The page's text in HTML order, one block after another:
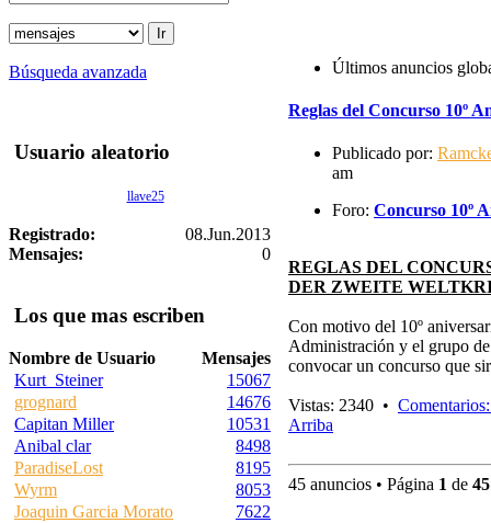
Búsqueda avanzada
Usuario aleatorio
llave25
Registrado:
08.Jun.2013
Mensajes:
0
Los que mas escriben
Nombre de Usuario
Mensajes
Kurt_Steiner
15067
grognard
14676
Capitan Miller
10531
Anibal clar
8498
ParadiseLost
8195
Wyrm
8053
Joaquin Garcia Morato
7622
Últimos anuncios
Reglas del Concurso 10º
Publicado por:
am
Foro: Concurso 10º
REGLAS DEL
DER ZWEITE
Con motivo del 10º
Administración y el grupo
convocar un concurso que
Vistas: 2340 •
Arriba
45 anuncios • Página 1 de 45